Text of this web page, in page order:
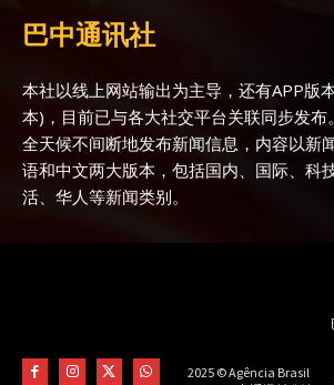
巴中通讯社
本社以线上网站输出为主导，还有APP版
本)，目前已与各大社交平台关联同步发布
全天候不间断地发布新闻信息，内容以新
语和中文两大版本，包括国内、国际、科
活、华人等新闻类别。
2025 © Agência Brasil